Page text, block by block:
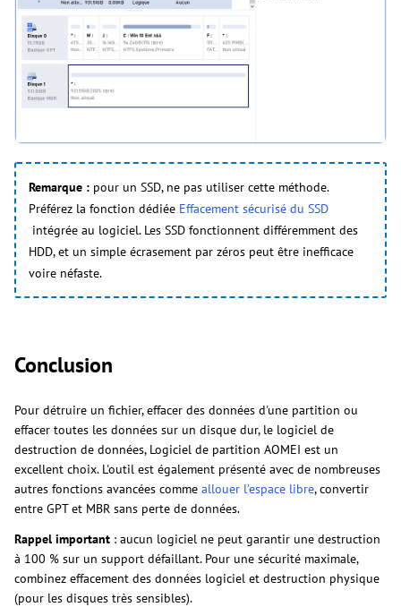
Remarque : pour un SSD, ne pas utiliser cette méthode.
Préférez la fonction dédiée Effacement sécurisé du SSD
intégrée au logiciel. Les SSD fonctionnent différemment des
HDD, et un simple écrasement par zéros peut être inefficace
voire néfaste.
Conclusion
Pour détruire un fichier, effacer des données d'une partition ou
effacer toutes les données sur un disque dur, le logiciel de
destruction de données, Logiciel de partition AOMEI est un
excellent choix. L'outil est également présenté avec de nombreuses
autres fonctions avancées comme allouer l’espace libre, convertir
entre GPT et MBR sans perte de données.
Rappel important : aucun logiciel ne peut garantir une destruction
à 100 % sur un support défaillant. Pour une sécurité maximale,
combinez effacement des données logiciel et destruction physique
(pour les disques très sensibles).